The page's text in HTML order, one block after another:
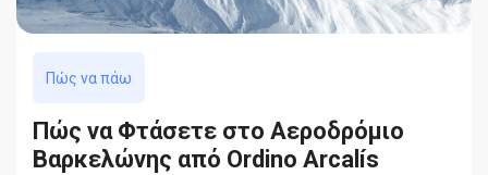
Πώς να πάω
Πώς να Φτάσετε στο Αεροδρόμιο
Βαρκελώνης από Ordino Arcalís